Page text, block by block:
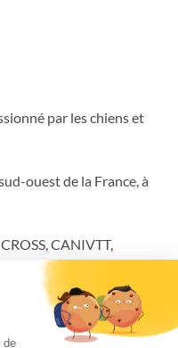
par les chiens et
ouest de la France, à
CANIVTT,